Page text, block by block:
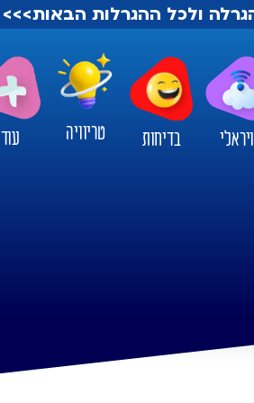
ולכל ההגרלות הבאות>>>
ויראלי בדיחות טריוויה עוד